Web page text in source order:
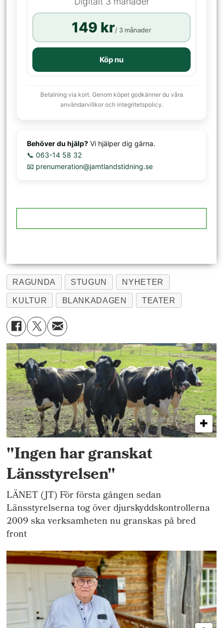
149 kr/ 3 månader
Köp nu
Betalning via kort. Genom köpet godkänner du våra
användarvillkor och integritetspolicy.
Behöver du hjälp? Vi hjälper dig gärna.
📞 063-14 58 32
📧 prenumeration@jamtlandstidning.se
RAGUNDA STUGUN NYHETER
KULTUR BLANKADAGEN TEATER
"Ingen har granskat
Länsstyrelsen"
LÄNET (JT) För första gången sedan
Länsstyrelserna tog över djurskyddskontrollerna
2009 ska verksamheten nu granskas på bred
front